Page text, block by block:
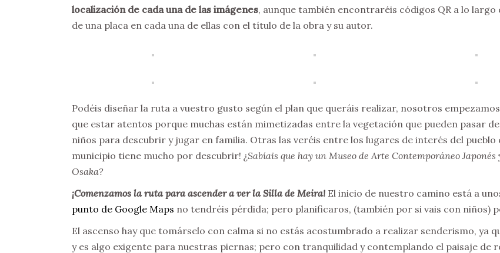
localización de cada una de las imágenes, aunque también encontraréis códigos QR a lo
de una placa en cada una de ellas con el título de la obra y su autor.
Podéis diseñar la ruta a vuestro gusto según el plan que queráis realizar, nosotros
que estar atentos porque muchas están mimetizadas entre la vegetación que pueden pasar
niños para descubrir y jugar en familia. Otras las veréis entre los lugares de interés del pueblo
municipio tiene mucho por descubrir! ¿Sabíais que hay un Museo de Arte Contemporáneo
Osaka?
¡Comenzamos la ruta para ascender a ver la Silla de Meira! El inicio de nuestro camino está a
punto de Google Maps no tendréis pérdida; pero planificaros, (también por si vais con niños)
El ascenso hay que tomárselo con calma si no estás acostumbrado a realizar senderismo, ya
y es algo exigente para nuestras piernas; pero con tranquilidad y contemplando el paisaje de